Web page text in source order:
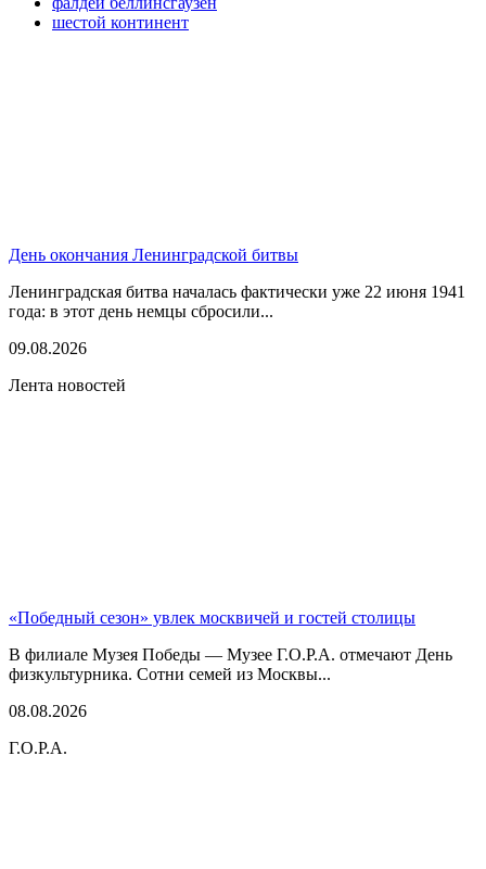
шестой континент
День окончания Ленинградской битвы
Ленинградская битва началась фактически уже 22 июня 1941
года: в этот день немцы сбросили...
09.08.2026
Лента новостей
«Победный сезон» увлек москвичей и гостей столицы
В филиале Музея Победы — Музее Г.О.Р.А. отмечают День
физкультурника. Сотни семей из Москвы...
08.08.2026
Г.О.Р.А.